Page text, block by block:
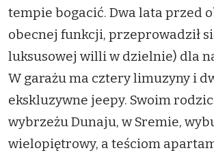
tempie bogacić. Dwa lata przed
obecnej funkcji, przeprowadził
luksusowej willi w dzielnie) dla
W garażu ma cztery limuzyny i
ekskluzywne jeepy. Swoim
wybrzeżu Dunaju, w Sremie,
wielopiętrowy, a teściom